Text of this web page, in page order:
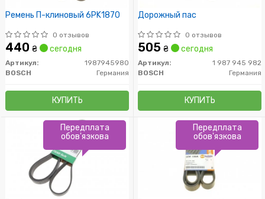
Ремень П-клиновый 6PK1870
0 отзывов
440 ₴ сегодня
Артикул:
1987945980
BOSCH
Германия
КУПИТЬ
Дорожный пас
0 отзывов
505 ₴ сегодня
Артикул:
1 987 945 982
BOSCH
Германия
КУПИТЬ
Передплата
обов'язкова
Передплата
обов'язкова